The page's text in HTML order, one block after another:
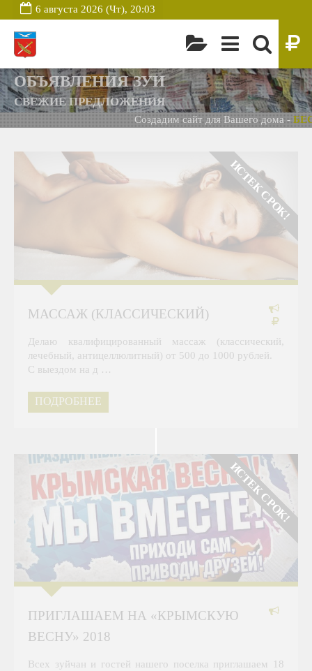
6 августа 2026 (Чт), 20:03
ОБЪЯВЛЕНИЯ ЗУИ
СВЕЖИЕ ПРЕДЛОЖЕНИЯ
Создадим сайт для Вашего дома -
ИСТЕК СРОК!
МАССАЖ (КЛАССИЧЕСКИЙ)
Делаю квалифицированный массаж (классический,
лечебный, антицеллюлитный) от 500 до 1000 рублей.
С выездом на д …
ПОДРОБНЕЕ
ИСТЕК СРОК!
ПРИГЛАШАЕМ НА «КРЫМСКУЮ
ВЕСНУ» 2018
Всех зуйчан и гостей нашего поселка приглашаем 18